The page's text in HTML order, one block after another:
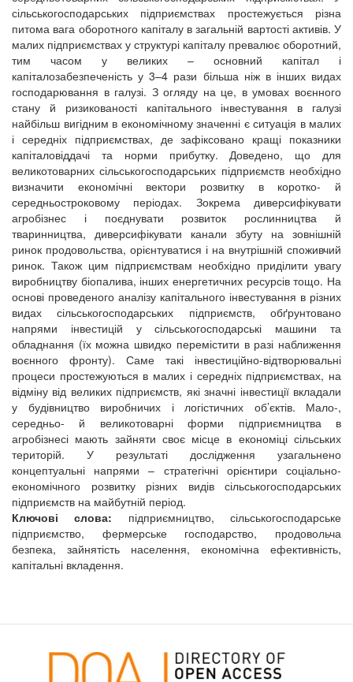
сільськогосподарських підприємствах простежується різна
питома вага оборотного капіталу в загальній вартості активів. У
малих підприємствах у структурі капіталу превалює оборотний,
тим часом у великих – основний капітал і
капіталозабезпеченість у 3–4 рази більша ніж в інших видах
господарювання в галузі. З огляду на це, в умовах воєнного
стану й ризикованості капітального інвестування в галузі
найбільш вигідним в економічному значенні є ситуація в малих
і середніх підприємствах, де зафіксовано кращі показники
капіталовіддачі та норми прибутку. Доведено, що для
великотоварних сільськогосподарських підприємств необхідно
визначити економічні вектори розвитку в коротко- й
середньостроковому періодах. Зокрема диверсифікувати
агробізнес і поєднувати розвиток рослинництва й
тваринництва, диверсифікувати канали збуту на зовнішній
ринок продовольства, орієнтуватися і на внутрішній споживчий
ринок. Також цим підприємствам необхідно приділити увагу
виробництву біопалива, інших енергетичних ресурсів тощо. На
основі проведеного аналізу капітального інвестування в різних
видах сільськогосподарських підприємств, обґрунтовано
напрями інвестицій у сільськогосподарські машини та
обладнання (їх можна швидко перемістити в разі наближення
воєнного фронту). Саме такі інвестиційно-відтворювальні
процеси простежуються в малих і середніх підприємствах, на
відміну від великих підприємств, які значні інвестиції вкладали
у будівництво виробничих і логістичних об’єктів. Мало-,
середньо- й великотоварні форми підприємництва в
агробізнесі мають зайняти своє місце в економіці сільських
територій. У результаті дослідження узагальнено
концептуальні напрями – стратегічні орієнтири соціально-
економічного розвитку різних видів сільськогосподарських
підприємств на майбутній період.
Ключові слова: підприємництво, сільськогосподарське
підприємство, фермерське господарство, продовольча
безпека, зайнятість населення, економічна ефективність,
капітальні вкладення.